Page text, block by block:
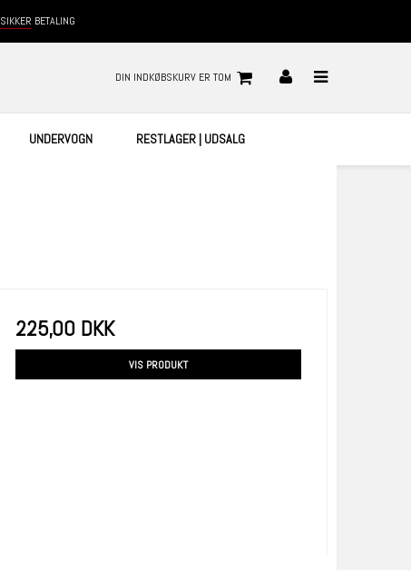
SIKKER BETALING
DIN INDKØBSKURV ER TOM
UNDERVOGN RESTLAGER | UDSALG
225,00 DKK
VIS PRODUKT